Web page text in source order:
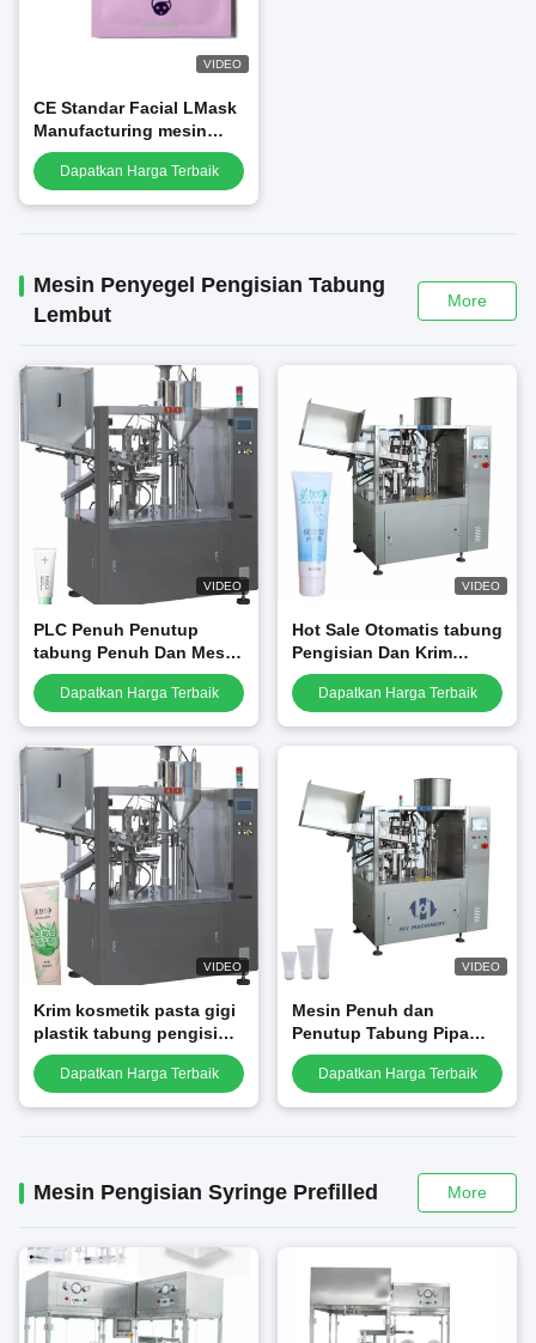
VIDEO
CE Standar Facial LMask
Manufacturing mesin
pengemas masker wajah
sutraDapatkan Harga Terbaik
Mesin Penyegel Pengisian Tabung
Lembut
More
VIDEO
PLC Penuh Penutup
tabung Penuh Dan Mesin
Panas Penutup untuk 5-
250mlDapatkan Harga Terbaik
VIDEO
Hot Sale Otomatis tabung
Pengisian Dan Krim
Kosmetik Mesin Penutup
Dapatkan Harga Terbaik
VIDEO
Krim kosmetik pasta gigi
plastik tabung pengisi
kemasan Mesin
pengisian dan
Dapatkan Harga Terbaik
VIDEO
Mesin Penuh dan
Penutup Tabung Pipa
Kosmetik Otomatis
Dapatkan Harga Terbaik
Mesin Pengisian Syringe Prefilled More